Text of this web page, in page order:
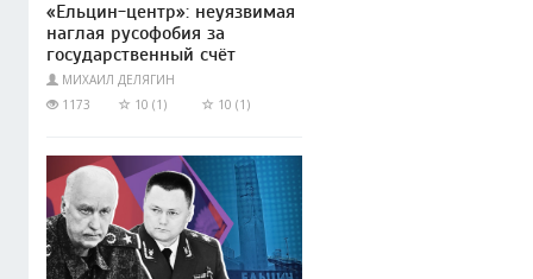
«Ельцин-центр»: неуязвимая
наглая русофобия за
государственный счёт
МИХАИЛ ДЕЛЯГИН
1173
10 (1) 10 (1)